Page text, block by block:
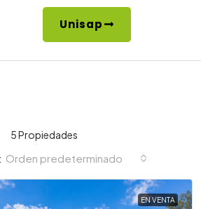
Unisap
5 Propiedades
Orden predeterminado
EN VENTA